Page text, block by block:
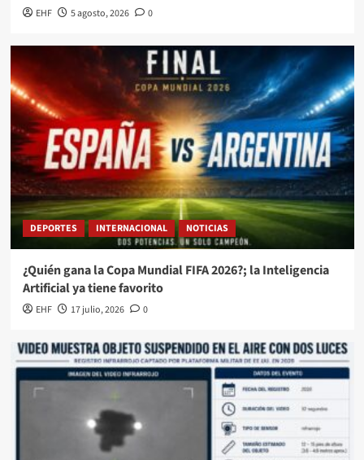
EHF 5 agosto, 2026 0
DEPORTES INTERNACIONAL NOTICIAS
¿Quién gana la Copa Mundial FIFA 2026?; la Inteligencia
Artificial ya tiene favorito
EHF 17 julio, 2026 0